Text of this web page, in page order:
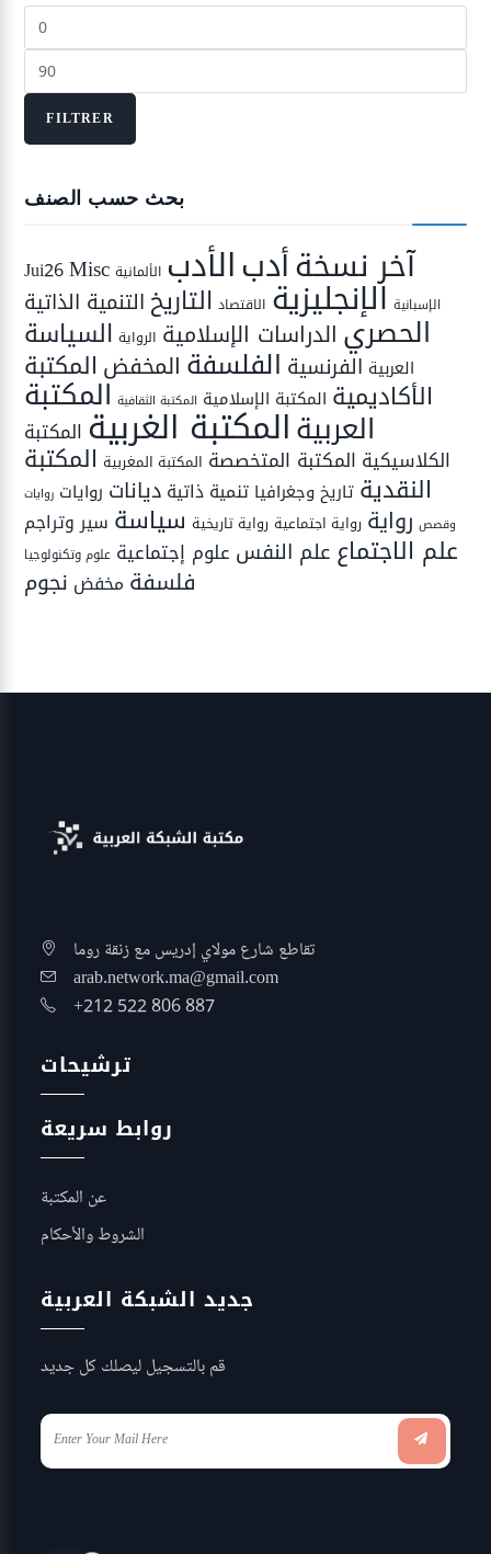
Prix
min
Prix
max
FILTRER
بحث حسب الصنف
Jui26Misc آخر نسخةأدبالأدب الألمانية
الإسبانية الإنجليزية الاقتصاد التاريخ التنمية الذاتية
الحصري الدراسات الإسلامية الرواية السياسة
العربية الفرنسية الفلسفة المخفض المكتبة
الأكاديمية المكتبة الإسلامية المكتبة الثقافية المكتبة
العربيةالمكتبة الغربية المكتبة
الكلاسيكية المكتبة المتخصصة المكتبة المغربية المكتبة
النقدية تاريخ وجغرافيا تنمية ذاتية ديانات روايات روايات
وقصص رواية رواية اجتماعية رواية تاريخية سياسة سير وتراجم
علم الاجتماع علم النفس علوم إجتماعية علوم وتكنولوجيا
فلسفة مخفض نجوم
تقاطع شارع مولاي إدريس مع زنقة روما
arab.network.ma@gmail.com
+212 522 806 887
ترشيحات
روابط سريعة
عن المكتبة
الشروط والأحكام
جديد الشبكة العربية
قم بالتسجيل ليصلك كل جديد